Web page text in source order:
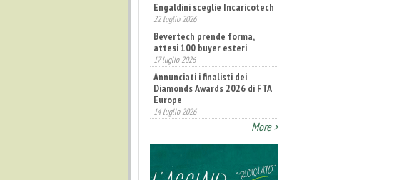
Engaldini sceglie Incaricotech
22 luglio 2026
Bevertech prende forma,
attesi 100 buyer esteri
17 luglio 2026
Annunciati i finalisti dei
Diamonds Awards 2026 di FTA
Europe
14 luglio 2026
More >